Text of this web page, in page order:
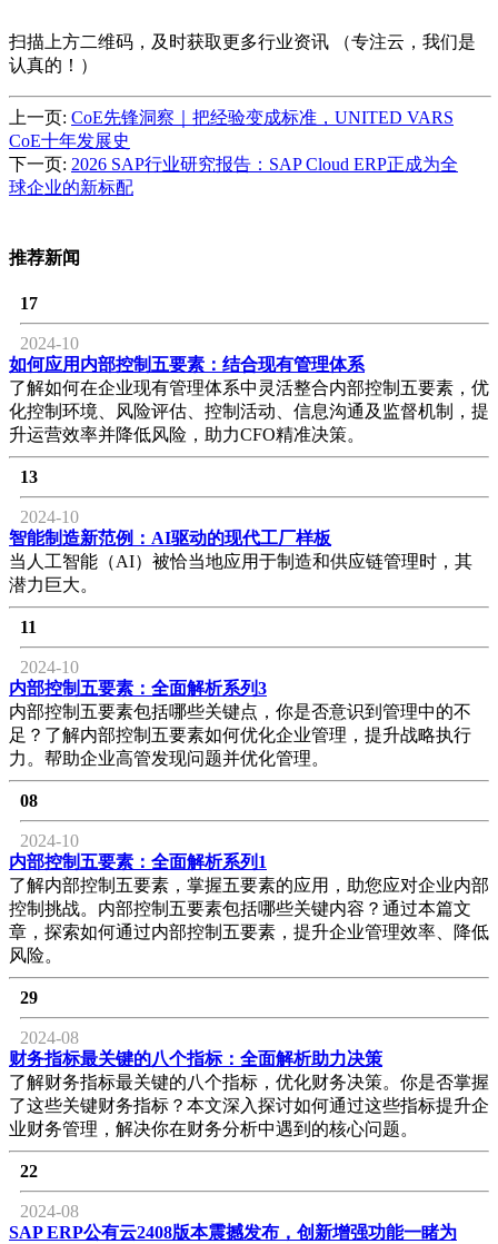
扫描上方二维码，及时获取更多行业资讯 （专注云，我们是
认真的！）
上一页: CoE先锋洞察｜把经验变成标准，UNITED VARS
CoE十年发展史
下一页: 2026 SAP行业研究报告：SAP Cloud ERP正成为全
球企业的新标配
推荐新闻
17
2024-10
如何应用内部控制五要素：结合现有管理体系
了解如何在企业现有管理体系中灵活整合内部控制五要素，优
化控制环境、风险评估、控制活动、信息沟通及监督机制，提
升运营效率并降低风险，助力CFO精准决策。
13
2024-10
智能制造新范例：AI驱动的现代工厂样板
当人工智能（AI）被恰当地应用于制造和供应链管理时，其
潜力巨大。
11
2024-10
内部控制五要素：全面解析系列3
内部控制五要素包括哪些关键点，你是否意识到管理中的不
足？了解内部控制五要素如何优化企业管理，提升战略执行
力。帮助企业高管发现问题并优化管理。
08
2024-10
内部控制五要素：全面解析系列1
了解内部控制五要素，掌握五要素的应用，助您应对企业内部
控制挑战。内部控制五要素包括哪些关键内容？通过本篇文
章，探索如何通过内部控制五要素，提升企业管理效率、降低
风险。
29
2024-08
财务指标最关键的八个指标：全面解析助力决策
了解财务指标最关键的八个指标，优化财务决策。你是否掌握
了这些关键财务指标？本文深入探讨如何通过这些指标提升企
业财务管理，解决你在财务分析中遇到的核心问题。
22
2024-08
SAP ERP公有云2408版本震撼发布，创新增强功能一睹为